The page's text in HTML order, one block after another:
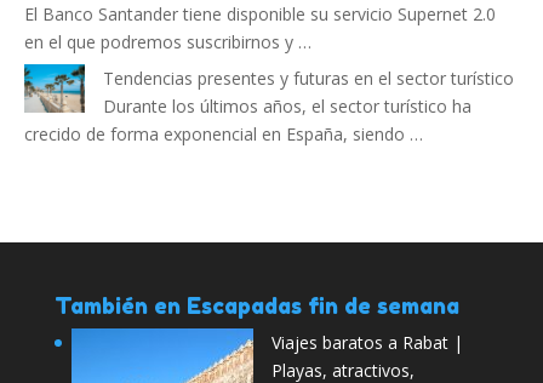
El Banco Santander tiene disponible su servicio Supernet 2.0
en el que podremos suscribirnos y …
Tendencias presentes y futuras en el sector turístico
Durante los últimos años, el sector turístico ha
crecido de forma exponencial en España, siendo …
También en Escapadas fin de semana
Viajes baratos a Rabat |
Playas, atractivos,